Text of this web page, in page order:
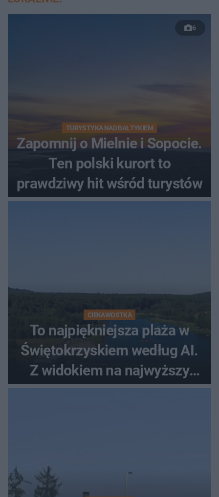
6
TURYSTYKA NAD BAŁTYKIEM
Zapomnij o Mielnie i Sopocie.
Ten polski kurort to
prawdziwy hit wśród turystów
CIEKAWOSTKA
To najpiękniejsza plaża w
Świętokrzyskiem według AI.
Z widokiem na najwyższy
szczyt Gór Świętokrzyskich